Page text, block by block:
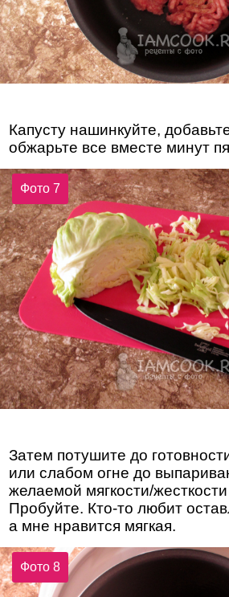
Капусту нашинкуйте,
обжарьте все вместе минут
Фото 7
Затем потушите до
или слабом огне до
желаемой мягкости/
Пробуйте. Кто-то любит
а мне нравится мягкая.
Фото 8